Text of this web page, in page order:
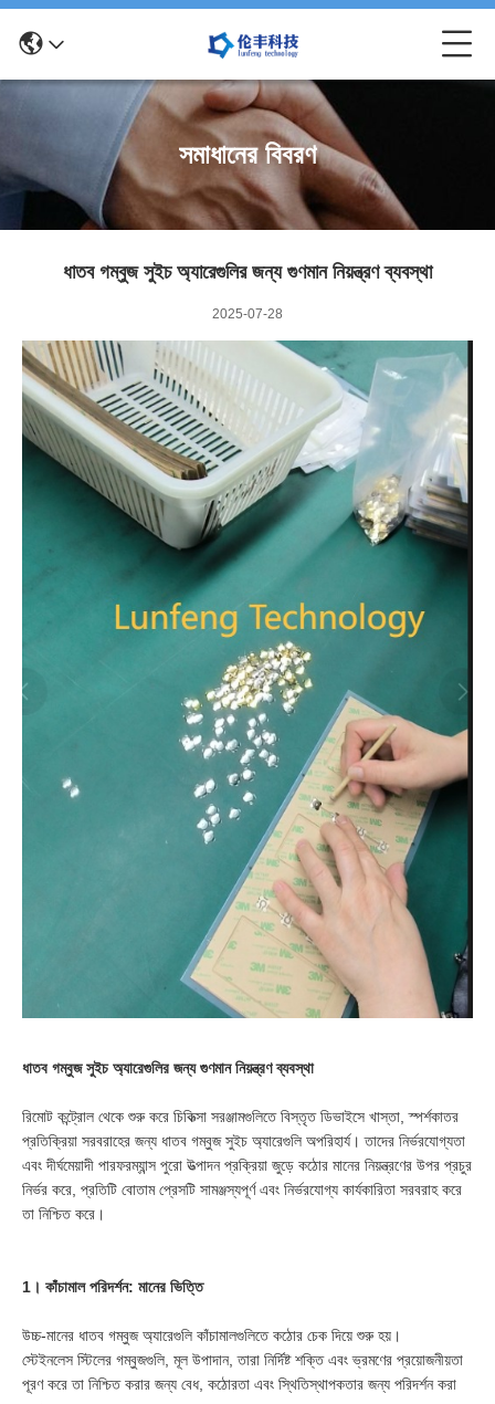
সমাধানের বিবরণ
ধাতব গম্বুজ সুইচ অ্যারেগুলির জন্য গুণমান নিয়ন্ত্রণ ব্যবস্থা
2025-07-28
ধাতব গম্বুজ সুইচ অ্যারেগুলির জন্য গুণমান নিয়ন্ত্রণ ব্যবস্থা
রিমোট কন্ট্রোল থেকে শুরু করে চিকিত্সা সরঞ্জামগুলিতে বিস্তৃত ডিভাইসে খাস্তা, স্পর্শকাতর
প্রতিক্রিয়া সরবরাহের জন্য ধাতব গম্বুজ সুইচ অ্যারেগুলি অপরিহার্য। তাদের নির্ভরযোগ্যতা
এবং দীর্ঘমেয়াদী পারফরম্যান্স পুরো উত্পাদন প্রক্রিয়া জুড়ে কঠোর মানের নিয়ন্ত্রণের উপর প্রচুর
নির্ভর করে, প্রতিটি বোতাম প্রেসটি সামঞ্জস্যপূর্ণ এবং নির্ভরযোগ্য কার্যকারিতা সরবরাহ করে
তা নিশ্চিত করে।
1। কাঁচামাল পরিদর্শন: মানের ভিত্তি
উচ্চ-মানের ধাতব গম্বুজ অ্যারেগুলি কাঁচামালগুলিতে কঠোর চেক দিয়ে শুরু হয়।
স্টেইনলেস স্টিলের গম্বুজগুলি, মূল উপাদান, তারা নির্দিষ্ট শক্তি এবং ভ্রমণের প্রয়োজনীয়তা
পূরণ করে তা নিশ্চিত করার জন্য বেধ, কঠোরতা এবং স্থিতিস্থাপকতার জন্য পরিদর্শন করা